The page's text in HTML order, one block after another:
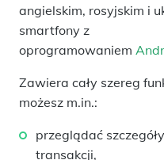
angielskim, rosyjskim i
smartfony z
oprogramowaniem
Zawiera cały szereg
możesz m.in.:
przeglądać
transakcji,